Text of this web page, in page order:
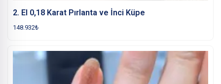
2. El 0,18 Karat Pırlanta ve İnci Küpe
148.932₺